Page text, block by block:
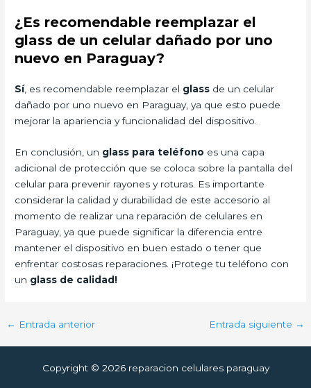
¿Es recomendable reemplazar el
glass de un celular dañado por uno
nuevo en Paraguay?
Sí, es recomendable reemplazar el glass de un celular
dañado por uno nuevo en Paraguay, ya que esto puede
mejorar la apariencia y funcionalidad del dispositivo.
En conclusión, un glass para teléfono es una capa
adicional de protección que se coloca sobre la pantalla del
celular para prevenir rayones y roturas. Es importante
considerar la calidad y durabilidad de este accesorio al
momento de realizar una reparación de celulares en
Paraguay, ya que puede significar la diferencia entre
mantener el dispositivo en buen estado o tener que
enfrentar costosas reparaciones. ¡Protege tu teléfono con
un glass de calidad!
← Entrada anterior Entrada siguiente →
Copyright © 2026 reparacion celulares paraguay